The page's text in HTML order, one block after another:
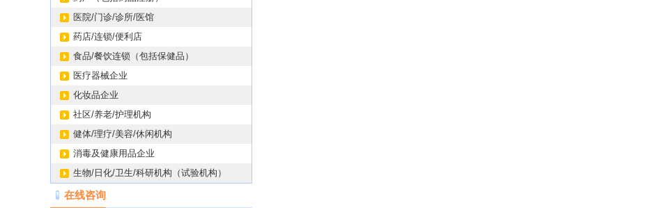
医院/门诊/诊所/医馆
药店/连锁/便利店
食品/餐饮连锁（包括保健品）
医疗器械企业
化妆品企业
社区/养老/护理机构
健体/理疗/美容/休闲机构
消毒及健康用品企业
生物/日化/卫生/科研机构（试验机构）
在线咨询